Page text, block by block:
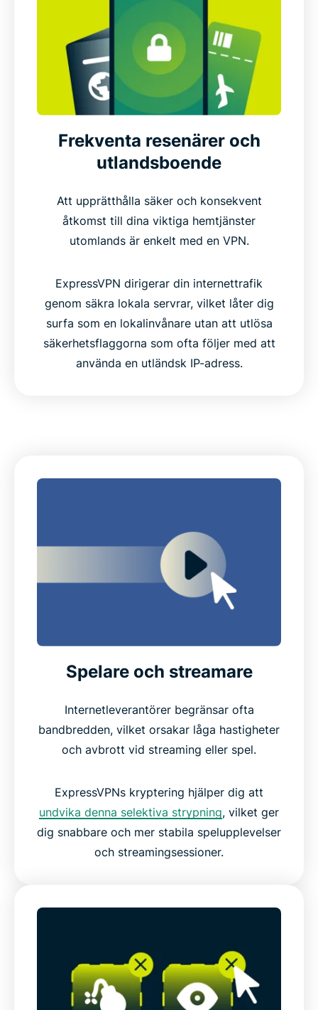
Frekventa resenärer och
utlandsboende
Att upprätthålla säker och konsekvent
åtkomst till dina viktiga hemtjänster
utomlands är enkelt med en VPN.
ExpressVPN dirigerar din internettrafik
genom säkra lokala servrar, vilket låter dig
surfa som en lokalinvånare utan att utlösa
säkerhetsflaggorna som ofta följer med att
använda en utländsk IP-adress.
Spelare och streamare
Internetleverantörer begränsar ofta
bandbredden, vilket orsakar låga hastigheter
och avbrott vid streaming eller spel.
ExpressVPNs kryptering hjälper dig att
undvika denna selektiva strypning, vilket ger
dig snabbare och mer stabila spelupplevelser
och streamingsessioner.